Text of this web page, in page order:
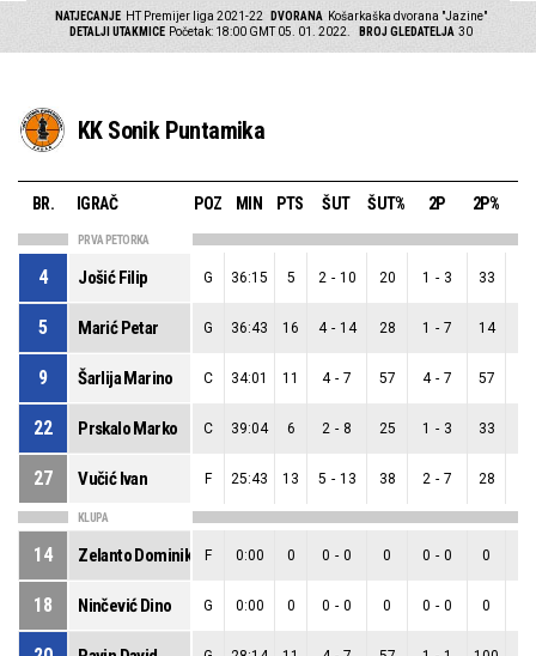
NATJECANJE HT Premijer liga 2021-22 DVORANA
Košarkaška dvorana "Jazine"
DETALJI UTAKMICE Početak: 18:00 GMT 05. 01. 2022. BROJ GLEDATELJA 30
KK Sonik Puntamika
BR. IGRAČ POZ MIN PTS ŠUT ŠUT% 2P 2P%
PRVA PETORKA
4 Jošić Filip G 36:15 5 2 - 10 20 1 - 3 33
5 Marić Petar G 36:43 16 4 - 14 28 1 - 7 14
9 Šarlija Marino C 34:01 11 4 - 7 57 4 - 7 57
22 Prskalo Marko C 39:04 6 2 - 8 25 1 - 3 33
27 Vučić Ivan F 25:43 13 5 - 13 38 2 - 7 28
KLUPA
14 Zelanto Dominik F 0:00 0 0 - 0 0 0 - 0 0
18 Ninčević Dino G 0:00 0 0 - 0 0 0 - 0 0